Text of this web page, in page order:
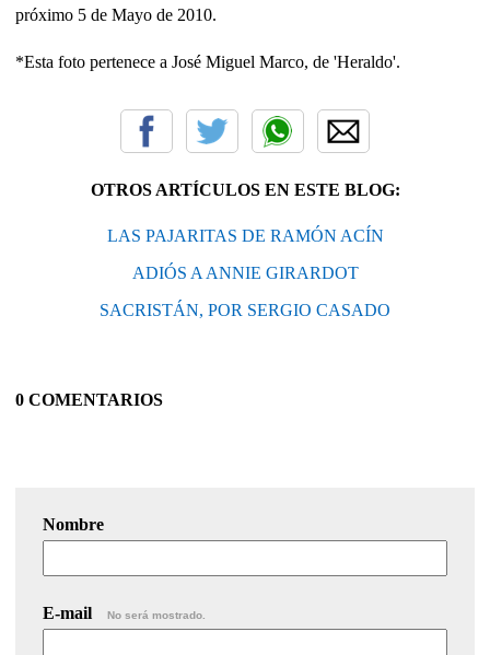
próximo 5 de Mayo de 2010.
*Esta foto pertenece a José Miguel Marco, de 'Heraldo'.
OTROS ARTÍCULOS EN ESTE BLOG:
LAS PAJARITAS DE RAMÓN ACÍN
ADIÓS A ANNIE GIRARDOT
SACRISTÁN, POR SERGIO CASADO
0 COMENTARIOS
Nombre
E-mail No será mostrado.